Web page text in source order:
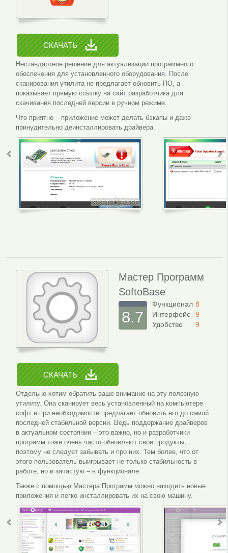
СКАЧАТЬ
Нестандартное решение для актуализации программного
обеспечения для установленного оборудования. После
сканирования утилита не предлагает обновить ПО, а
показывает прямую ссылку на сайт разработчика для
скачивания последней версии в ручном режиме.
Что приятно – приложение может делать бэкапы и даже
принудительно деинсталлировать драйвера.
Мастер Программ
SoftoBase
8.7
Функционал
Интерфейс
Удобство
8
9
9
СКАЧАТЬ
Отдельно хотим обратить ваше внимание на эту полезную
утилиту. Она сканирует весь установленный на компьютере
софт и при необходимости предлагает обновить его до самой
последней стабильной версии. Ведь поддержание драйверов
в актуальном состоянии – это важно, но и разработчики
программ тоже очень часто обновляют свои продукты,
поэтому не следует забывать и про них. Тем более, что от
этого пользователь выигрывает не только стабильность в
работе, но и зачастую – в функционале.
Также с помощью Мастера Программ можно находить новые
приложения и легко инсталлировать их на свою машину.